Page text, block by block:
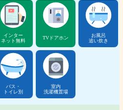
インター
ネット無料
TVドアホン
お風呂
追い炊き
バス・
トイレ別
室内
洗濯機置場